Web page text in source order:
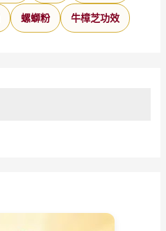
螺螄粉 牛樟芝功效